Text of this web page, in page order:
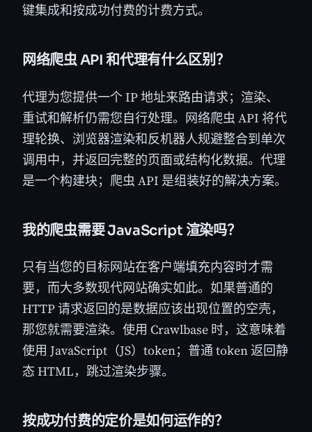
键集成和按成功付费的计费方式。
网络爬虫 API 和代理有什么区别？
代理为您提供一个 IP 地址来路由请求；渲染、
重试和解析仍需您自行处理。网络爬虫 API 将代
理轮换、浏览器渲染和反机器人规避整合到单次
调用中，并返回完整的页面或结构化数据。代理
是一个构建块；爬虫 API 是组装好的解决方案。
我的爬虫需要 JavaScript 渲染吗？
只有当您的目标网站在客户端填充内容时才需
要，而大多数现代网站确实如此。如果普通的
HTTP 请求返回的是数据应该出现位置的空壳，
那您就需要渲染。使用 Crawlbase 时，这意味着
使用 JavaScript（JS）token；普通 token 返回静
态 HTML，跳过渲染步骤。
按成功付费的定价是如何运作的？